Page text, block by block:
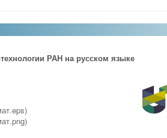
РАН на русском языке